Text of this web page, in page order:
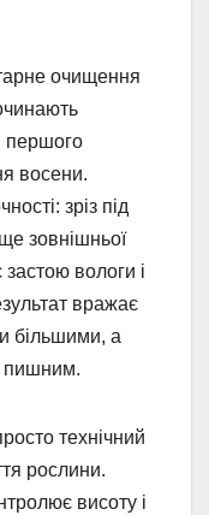
очищення
першого
восени.
зріз під
зовнішньої
застою вологи і
вражає
більшими, а
пишним.
технічний
рослини.
висоту і